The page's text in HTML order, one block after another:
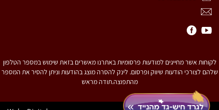
לקוחות אשר מחייגים למודעות פרסומיות באתרנו מאשרים בזאת שימוש במספר הטלפון
שלהם לצורכי הודעות שיווק ופרסום. לינק להסרה מוצג בהודעות וניתן להסיר את המספר
מהתפוצה.תודה מראש